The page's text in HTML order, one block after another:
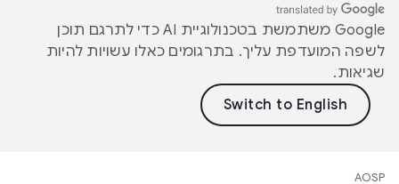
‫Google משתמשת בטכנולוגיית AI כדי לתרגם תוכן
לשפה המועדפת עליך. בתרגומים כאלו עשויות להיות
שגיאות.
AOSP